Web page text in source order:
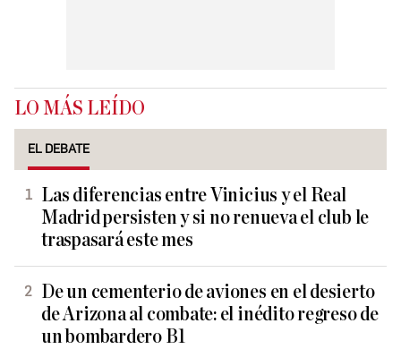
LO MÁS LEÍDO
EL DEBATE
Las diferencias entre Vinicius y el Real
Madrid persisten y si no renueva el club le
traspasará este mes
De un cementerio de aviones en el desierto
de Arizona al combate: el inédito regreso de
un bombardero B1